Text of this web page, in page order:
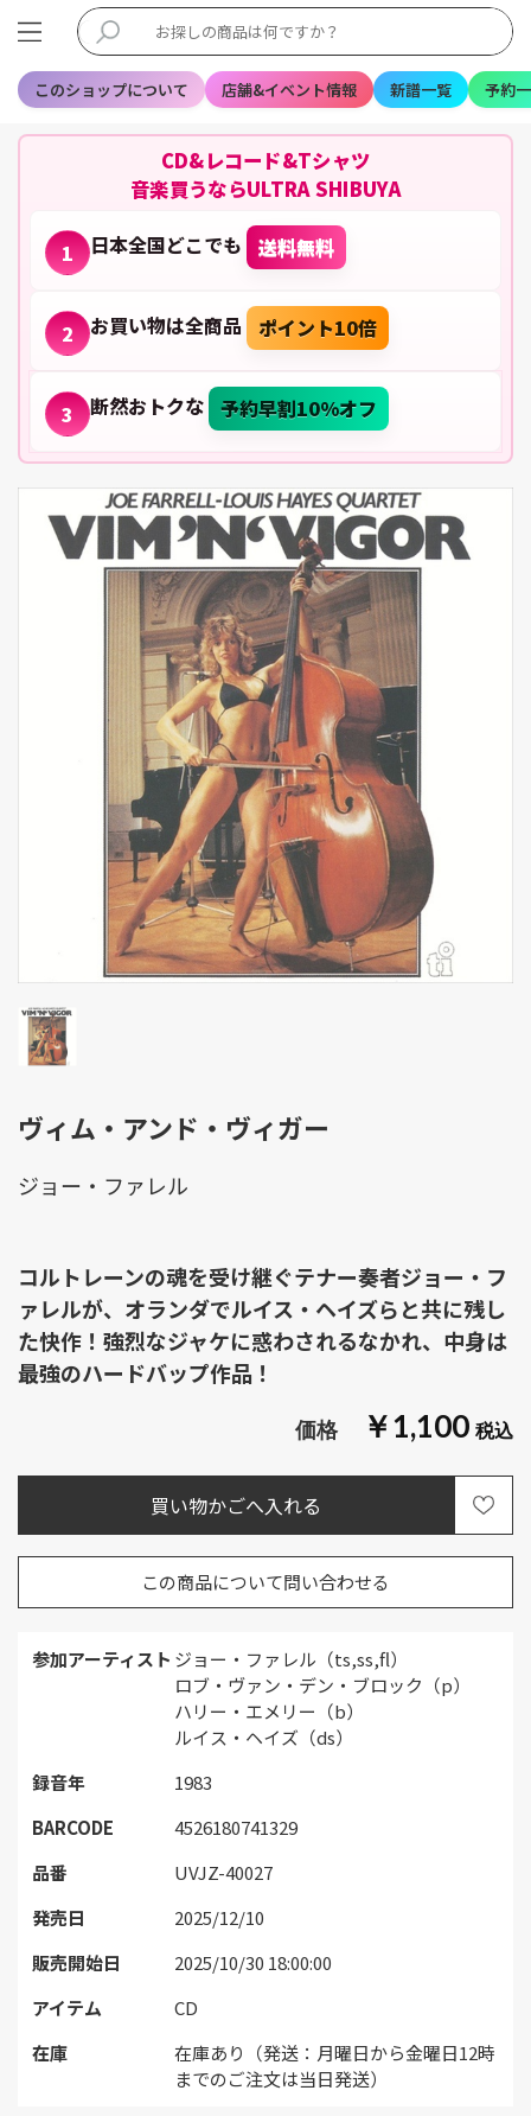
このショップについて 店舗&イベント情報 新譜一覧 予約
CD&レコード&Tシャツ
音楽買うならULTRA SHIBUYA
1 日本全国どこでも 送料無料
2 お買い物は全商品 ポイント10倍
3 断然おトクな 予約早割10%オフ
ヴィム・アンド・ヴィガー
￥1,100
参加アーティスト ジョー・ファレル（ts,ss,fl）
ロブ・ヴァン・デン・ブロック（p）
ハリー・エメリー（b）
ルイス・ヘイズ（ds）
録音年
1983
BARCODE
4526180741329
品番
UVJZ-40027
発売日
2025/12/10
販売開始日
2025/10/30 18:00:00
アイテム
CD
在庫
在庫あり（発送：月曜日から金曜日12時
までのご注文は当日発送）
この商品について問い合わせる
ジョー・ファレル
コルトレーンの魂を受け継ぐテナー奏者ジョー・フ
ァレルが、オランダでルイス・ヘイズらと共に残し
た快作！強烈なジャケに惑わされるなかれ、中身は
最強のハードバップ作品！